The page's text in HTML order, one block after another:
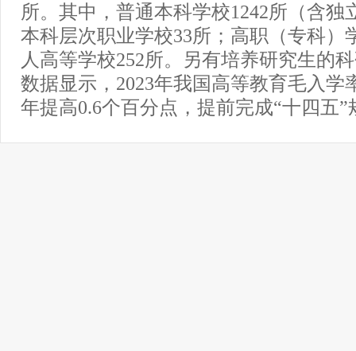
所。其中，普通本科学校1242所（含独
本科层次职业学校33所；高职（专科）
人高等学校252所。另有培养研究生的
数据显示，2023年我国高等教育毛入学
年提高0.6个百分点，提前完成“十四五”